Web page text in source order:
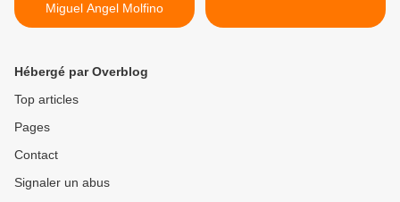
Miguel Angel Molfino
Hébergé par Overblog
Top articles
Pages
Contact
Signaler un abus